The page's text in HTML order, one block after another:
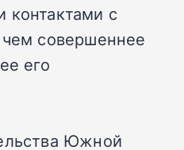
контактами с
совершеннее
его
Южной